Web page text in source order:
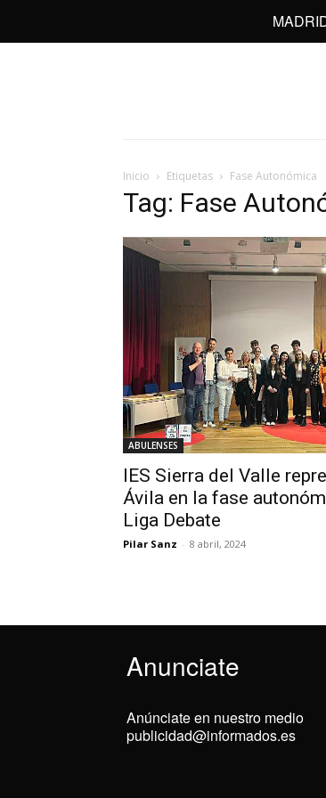
Inicio Etiquetas Fase Autonómica
Tag: Fase
ABULENSES
IES Sierra del Valle
Ávila en la fase
Liga Debate
Pilar Sanz - 8 abril, 2024
Anunciate
Anúnciate en nuestro medio
publicidad@informados.es